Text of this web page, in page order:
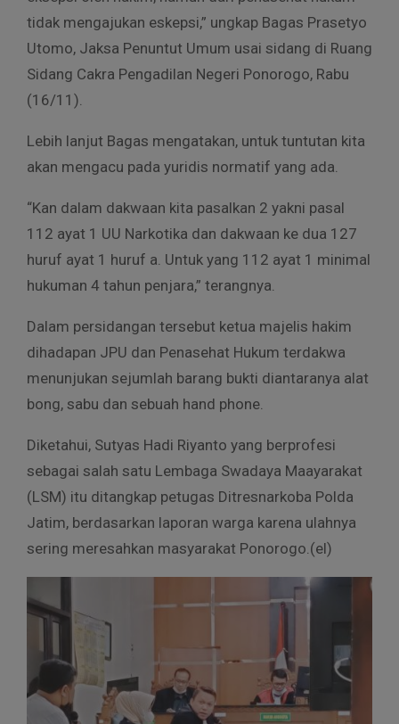
tidak mengajukan eskepsi,” ungkap Bagas Prasetyo
Utomo, Jaksa Penuntut Umum usai sidang di Ruang
Sidang Cakra Pengadilan Negeri Ponorogo, Rabu
(16/11).
Lebih lanjut Bagas mengatakan, untuk tuntutan kita
akan mengacu pada yuridis normatif yang ada.
“Kan dalam dakwaan kita pasalkan 2 yakni pasal
112 ayat 1 UU Narkotika dan dakwaan ke dua 127
huruf ayat 1 huruf a. Untuk yang 112 ayat 1 minimal
hukuman 4 tahun penjara,” terangnya.
Dalam persidangan tersebut ketua majelis hakim
dihadapan JPU dan Penasehat Hukum terdakwa
menunjukan sejumlah barang bukti diantaranya alat
bong, sabu dan sebuah hand phone.
Diketahui, Sutyas Hadi Riyanto yang berprofesi
sebagai salah satu Lembaga Swadaya Maayarakat
(LSM) itu ditangkap petugas Ditresnarkoba Polda
Jatim, berdasarkan laporan warga karena ulahnya
sering meresahkan masyarakat Ponorogo.(el)